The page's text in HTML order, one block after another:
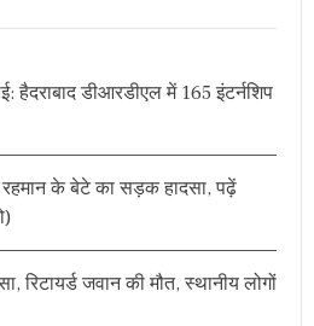
हैदराबाद डीआरडीएल में 165 इंटर्नशिप
रहमान के बेटे का सड़क हादसा, पढ़ें
रिटायर्ड जवान की मौत, स्थानीय लोगों